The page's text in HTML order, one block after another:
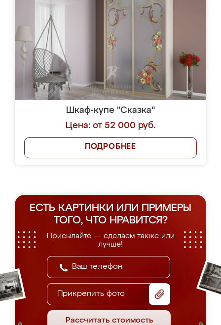
Шкаф-купе "Сказка"
Цена: от 52 000 руб.
ПОДРОБНЕЕ
ЕСТЬ КАРТИНКИ ИЛИ ПРИМЕРЫ
ТОГО, ЧТО НРАВИТСЯ?
Присылайте — сделаем также или
лучше!
Прикрепить фото
Рассчитать стоимость